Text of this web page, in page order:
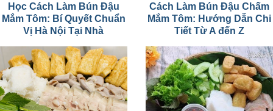
Học Cách Làm Bún Đậu
Mắm Tôm: Bí Quyết Chuẩn
Vị Hà Nội Tại Nhà
Cách Làm Bún Đậu Chấm
Mắm Tôm: Hướng Dẫn Chi
Tiết Từ A đến Z